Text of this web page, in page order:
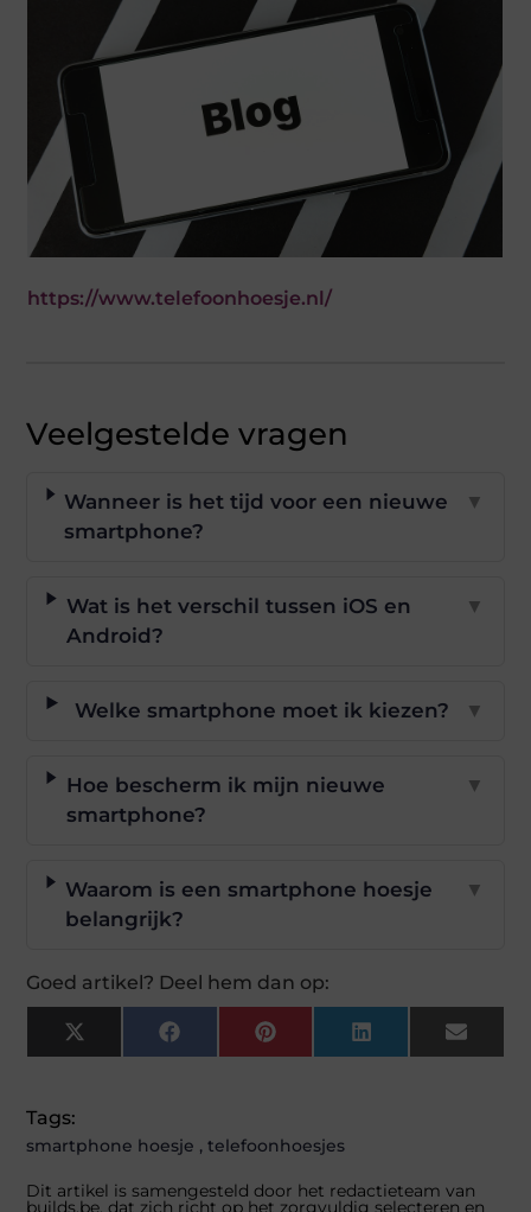
https://www.telefoonhoesje.nl/
Veelgestelde vragen
Wanneer is het tijd voor een nieuwe
smartphone?
▼
Wat is het verschil tussen iOS en
Android?
▼
Welke smartphone moet ik kiezen? ▼
Hoe bescherm ik mijn nieuwe
smartphone?
▼
Waarom is een smartphone hoesje
belangrijk?
▼
Goed artikel? Deel hem dan op:
X
(Twitter)
FacebookPinterestLinkedInEmail
Tags:
smartphone hoesje ,telefoonhoesjes
Dit artikel is samengesteld door het redactieteam van
builds.be, dat zich richt op het zorgvuldig selecteren en